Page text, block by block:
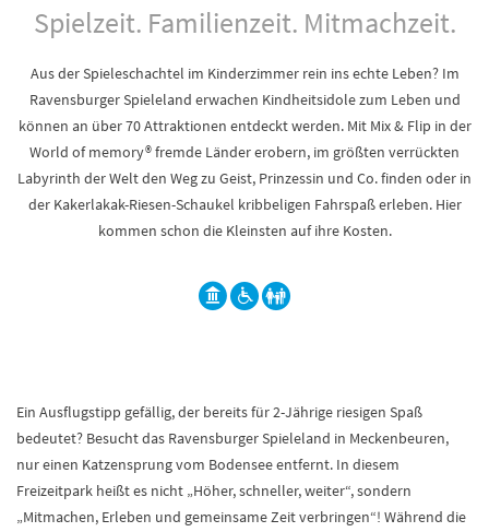
Spielzeit. Familienzeit. Mitmachzeit.
Aus der Spieleschachtel im Kinderzimmer rein ins echte Leben? Im
Ravensburger Spieleland erwachen Kindheitsidole zum Leben und
können an über 70 Attraktionen entdeckt werden. Mit Mix & Flip in der
World of memory® fremde Länder erobern, im größten verrückten
Labyrinth der Welt den Weg zu Geist, Prinzessin und Co. finden oder in
der Kakerlakak-Riesen-Schaukel kribbeligen Fahrspaß erleben. Hier
kommen schon die Kleinsten auf ihre Kosten.
Ein Ausflugstipp gefällig, der bereits für 2-Jährige riesigen Spaß
bedeutet? Besucht das Ravensburger Spieleland in Meckenbeuren,
nur einen Katzensprung vom Bodensee entfernt. In diesem
Freizeitpark heißt es nicht „Höher, schneller, weiter“, sondern
„Mitmachen, Erleben und gemeinsame Zeit verbringen“! Während die